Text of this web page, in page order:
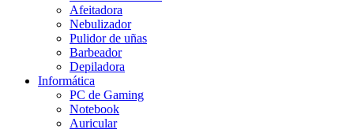
Afeitadora
Nebulizador
Pulidor de uñas
Barbeador
Depiladora
Informática
PC de Gaming
Notebook
Auricular